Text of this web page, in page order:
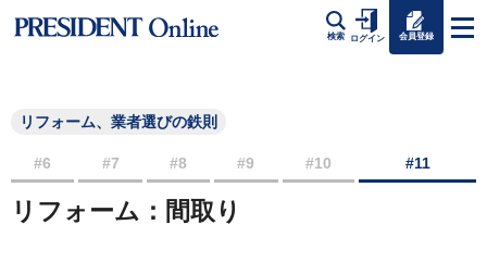
検索 ログイン 会員登録
リフォーム、業者選びの鉄則
#6 #7 #8 #9 #10 #11
リフォーム：間取り